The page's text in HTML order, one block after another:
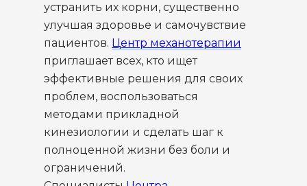
устранить их корни, существенно
улучшая здоровье и самочувствие
пациентов. Центр механотерапии
приглашает всех, кто ищет
эффективные решения для своих
проблем, воспользоваться
методами прикладной
кинезиологии и сделать шаг к
полноценной жизни без боли и
ограничений.